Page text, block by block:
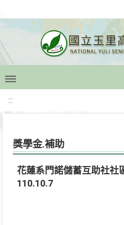
:::
獎學金.補助
花蓮系門諾儲蓄互助社社
110.10.7